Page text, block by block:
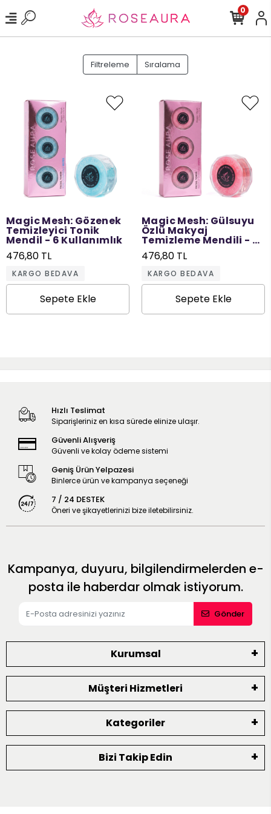
0
Filtreleme Sıralama
Magic Mesh: Gözenek
Temizleyici Tonik
Mendil - 6 Kullanımlık
476,80 TL
KARGO BEDAVA
Sepete Ekle
Magic Mesh: Gülsuyu
Özlü Makyaj
Temizleme Mendili - 6
Kullanımlık
476,80 TL
KARGO BEDAVA
Sepete Ekle
Hızlı Teslimat
Siparişleriniz en kısa sürede elinize ulaşır.
Güvenli Alışveriş
Güvenli ve kolay ödeme sistemi
Geniş Ürün Yelpazesi
Binlerce ürün ve kampanya seçeneği
7 / 24 DESTEK
Öneri ve şikayetlerinizi bize iletebilirsiniz.
Kampanya, duyuru, bilgilendirmelerden e-
posta ile haberdar olmak istiyorum.
Gönder
Kurumsal
Müşteri Hizmetleri
Kategoriler
Bizi Takip Edin